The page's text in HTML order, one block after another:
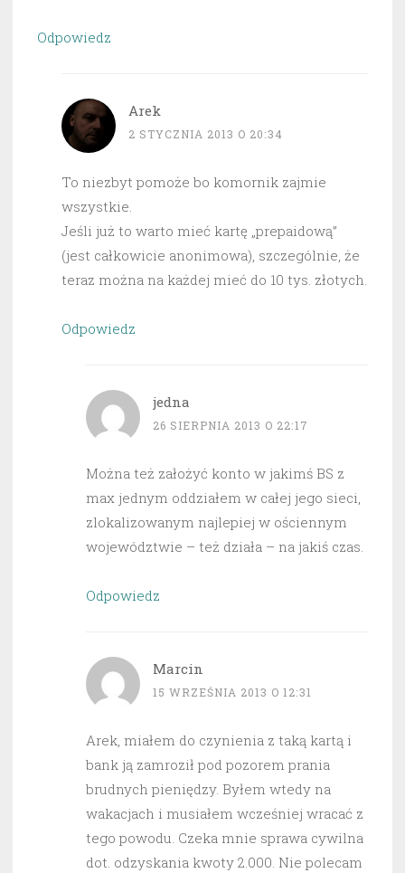
Odpowiedz
Arek
2 STYCZNIA 2013 O 20:34
To niezbyt pomoże bo komornik zajmie
wszystkie.
Jeśli już to warto mieć kartę „prepaidową”
(jest całkowicie anonimowa), szczególnie, że
teraz można na każdej mieć do 10 tys. złotych.
Odpowiedz
jedna
26 SIERPNIA 2013 O 22:17
Można też założyć konto w jakimś BS z
max jednym oddziałem w całej jego sieci,
zlokalizowanym najlepiej w ościennym
województwie – też działa – na jakiś czas.
Odpowiedz
Marcin
15 WRZEŚNIA 2013 O 12:31
Arek, miałem do czynienia z taką kartą i
bank ją zamroził pod pozorem prania
brudnych pieniędzy. Byłem wtedy na
wakacjach i musiałem wcześniej wracać z
tego powodu. Czeka mnie sprawa cywilna
dot. odzyskania kwoty 2.000. Nie polecam